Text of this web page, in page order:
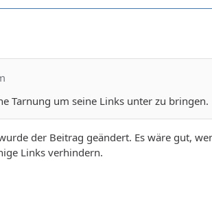
Tarnung um seine Links unter zu bringen.
der Beitrag geändert. Es wäre gut,
Links verhindern.